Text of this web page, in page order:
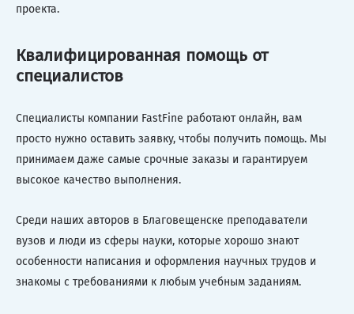
проекта.
Квалифицированная помощь от
специалистов
Специалисты компании FastFine работают онлайн, вам
просто нужно оставить заявку, чтобы получить помощь. Мы
принимаем даже самые срочные заказы и гарантируем
высокое качество выполнения.
Среди наших авторов в Благовещенске преподаватели
вузов и люди из сферы науки, которые хорошо знают
особенности написания и оформления научных трудов и
знакомы с требованиями к любым учебным заданиям.